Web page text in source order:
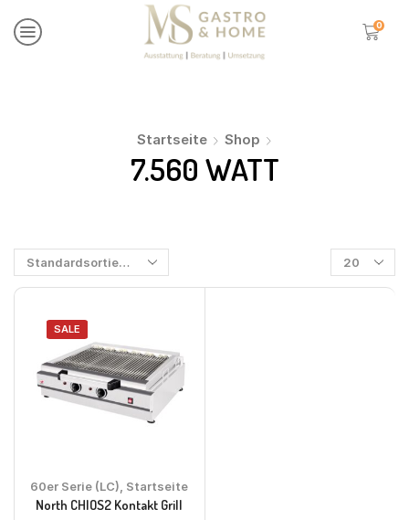
0
Startseite Shop
7.560 WATT
SALE
60er Serie (LC) Startseite
North CHIOS2 Kontakt Grill